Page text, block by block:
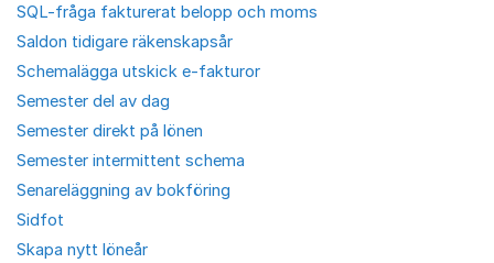
SQL-fråga fakturerat belopp och moms
Saldon tidigare räkenskapsår
Schemalägga utskick e-fakturor
Semester del av dag
Semester direkt på lönen
Semester intermittent schema
Senareläggning av bokföring
Sidfot
Skapa nytt löneår